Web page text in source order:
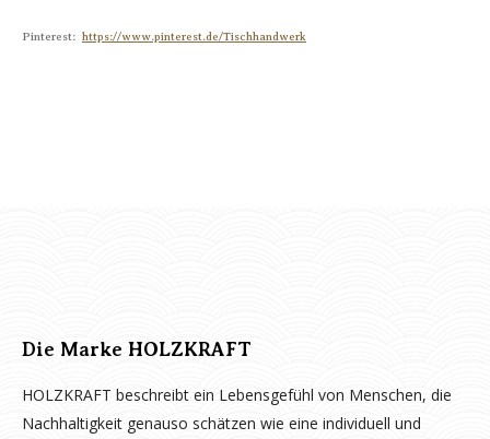
Pinterest: https://www.pinterest.de/Tischhandwerk
Die Marke HOLZKRAFT
HOLZKRAFT beschreibt ein Lebensgefühl von Menschen, die
Nachhaltigkeit genauso schätzen wie eine individuell und